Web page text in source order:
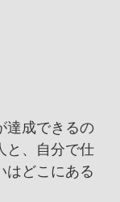
達成できるの
と、自分で仕
はどこにある